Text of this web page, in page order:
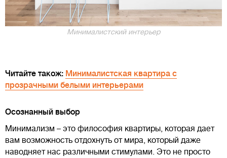
Минималистский интерьер
Читайте також: Минималистская квартира с
прозрачными белыми интерьерами
Осознанный выбор
Минимализм – это философия квартиры, которая дает
вам возможность отдохнуть от мира, который даже
наводняет нас различными стимулами. Это не просто